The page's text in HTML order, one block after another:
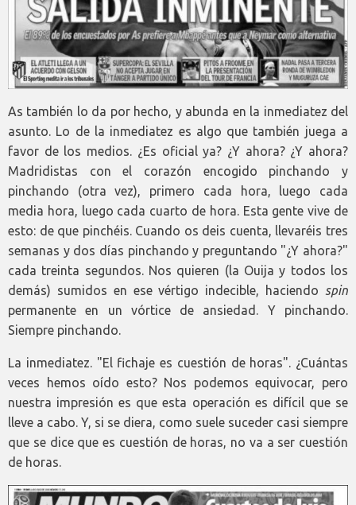
As también lo da por hecho, y abunda en la inmediatez del
asunto. Lo de la inmediatez es algo que también juega a
favor de los medios. ¿Es oficial ya? ¿Y ahora? ¿Y ahora?
Madridistas con el corazón encogido pinchando y
pinchando (otra vez), primero cada hora, luego cada
media hora, luego cada cuarto de hora. Esta gente vive de
esto: de que pinchéis. Cuando os deis cuenta, llevaréis tres
semanas y dos días pinchando y preguntando "¿Y ahora?"
cada treinta segundos. Nos quieren (la Ouija y todos los
demás) sumidos en ese vértigo indecible, haciendo spin
permanente en un vórtice de ansiedad. Y pinchando.
Siempre pinchando.
La inmediatez. "El fichaje es cuestión de horas". ¿Cuántas
veces hemos oído esto? Nos podemos equivocar, pero
nuestra impresión es que esta operación es difícil que se
lleve a cabo. Y, si se diera, como suele suceder casi siempre
que se dice que es cuestión de horas, no va a ser cuestión
de horas.